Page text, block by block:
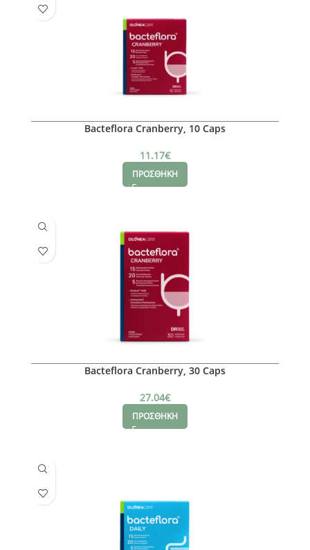
Bacteflora Cranberry, 10 Caps
11.17€
ΠΡΟΣΘΗΚΗ
Bacteflora Cranberry, 30 Caps
27.04€
ΠΡΟΣΘΗΚΗ